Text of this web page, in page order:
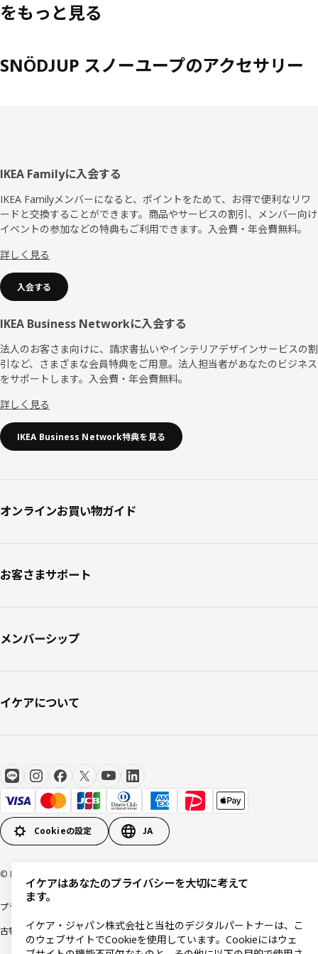
をもっと見る
SNÖDJUP スノーユープのアクセサリー
フ
ッ
タ
IKEA Familyに入会する
IKEA Familyメンバーになると、ポイントをためて、お得で便利なリワ
ードと交換することができます。商品やサービスの割引、メンバー向け
イベントの参加などの特典もご利用できます。入会費・年会費無料。
詳しく見る
入会する
IKEA Business Networkに入会する
法人のお客さま向けに、請求書払いやインテリアデザインサービスの割
引など、さまざまな会員特典をご用意。法人担当者があなたのビジネス
をサポートします。入会費・年会費無料。
詳しく見る
IKEA Business Network特典を見る
オンラインお買い物ガイド
お客さまサポート
メンバーシップ
イケアについて
Cookieの設定 JA
© Inter IKEA Systems B.V 1999-2026
プライバシーポリシー
古物営業法に基づく表記
イケアはあなたのプライバシーを大切に考えて
ます。
イケア・ジャパン株式会社と当社のデジタルパートナーは、こ
のウェブサイトでCookieを使用しています。Cookieにはウェ